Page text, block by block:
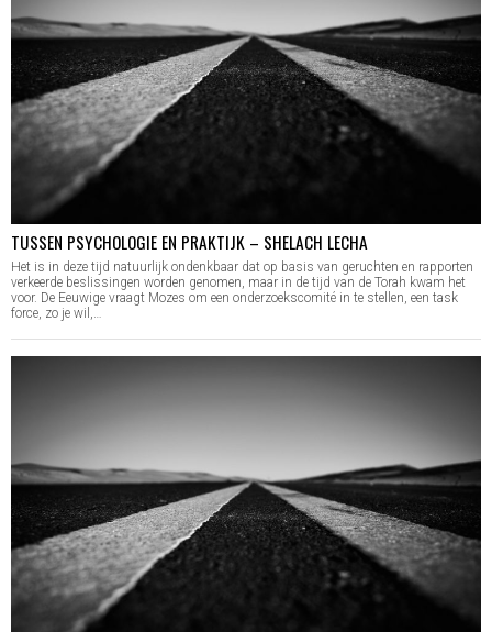
TUSSEN PSYCHOLOGIE EN PRAKTIJK – SHELACH LECHA
Het is in deze tijd natuurlijk ondenkbaar dat op basis van geruchten en rapporten
verkeerde beslissingen worden genomen, maar in de tijd van de Torah kwam het
voor. De Eeuwige vraagt Mozes om een onderzoekscomité in te stellen, een task
force, zo je wil,…